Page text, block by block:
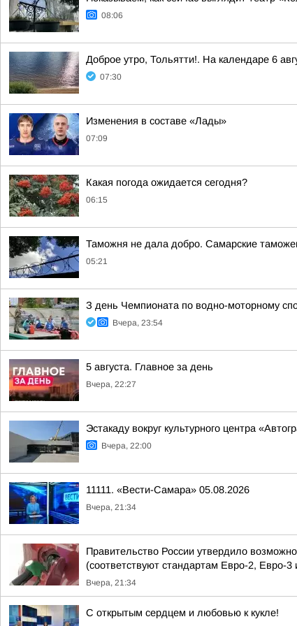
08:06
Доброе утро, Тольятти!. На календаре 6
07:30
Изменения в составе «Лады»
07:09
Какая погода ожидается сегодня?
06:15
Таможня не дала добро. Самарские
05:21
З день Чемпионата по водно-моторному
Вчера, 23:54
5 августа. Главное за день
Вчера, 22:27
Эстакаду вокруг культурного центра
Вчера, 22:00
11111. «Вести-Самара» 05.08.2026
Вчера, 21:34
Правительство России утвердило
(соответствуют стандартам Евро-2, Евро-
Вчера, 21:34
С открытым сердцем и любовью к кукле!